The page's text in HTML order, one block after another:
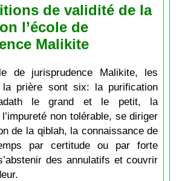
de validité de la
l’école de
Malikite
de jurisprudence Malikite, les
la prière sont six: la purification
le grand et le petit, la
non tolérable, se diriger
de la qiblah, la connaissance de
par certitude ou par forte
des annulatifs et couvrir